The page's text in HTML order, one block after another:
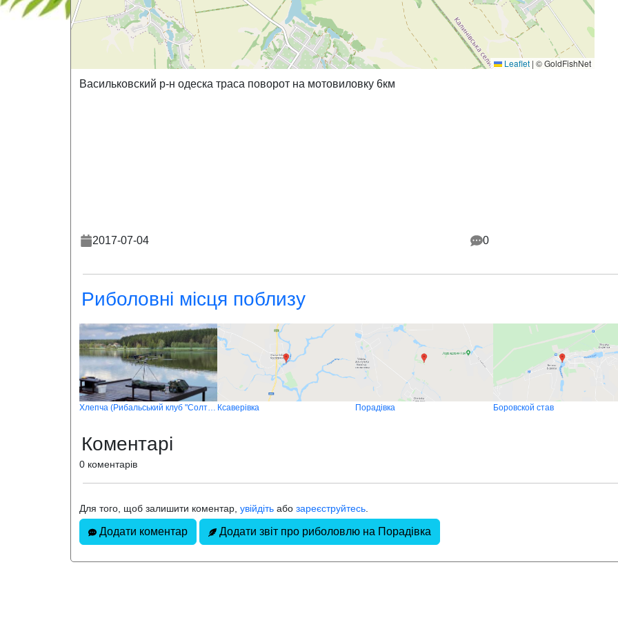
Leaflet | © GoldFishNet
Васильковский р-н одеска траса поворот на мотовиловку 6км
2017-07-04 0
Риболовні місця поблизу
Хлепча (Рибальський клуб "Солтанівка") Ксаверівка Порадівка Боровской став
Коментарі
0 коментарів
Для того, щоб залишити коментар, увійдіть або зареєструйтесь
Додати коментар Додати звіт про риболовлю на Порадівка